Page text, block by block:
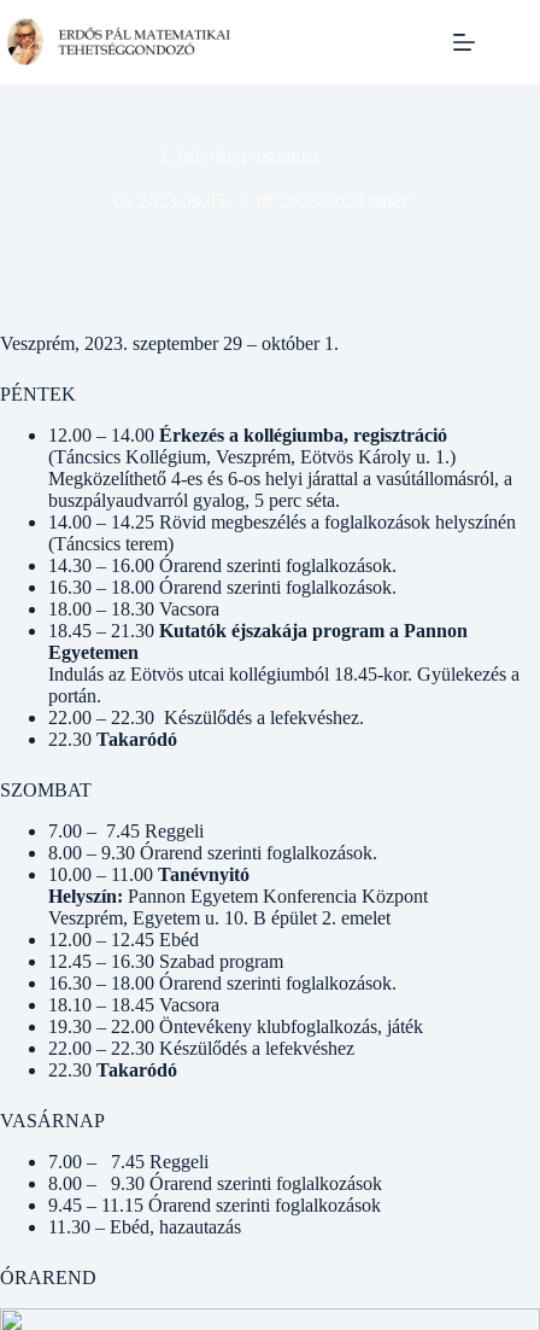
to
content
Veszprém, 2023. szeptember 29 – október 1.
PÉNTEK
12.00 – 14.00 Érkezés a kollégiumba, regisztráció
(Táncsics Kollégium, Veszprém, Eötvös Károly u. 1.)
Megközelíthető 4-es és 6-os helyi járattal a vasútállomásról, a
buszpályaudvarról gyalog, 5 perc séta.
14.00 – 14.25 Rövid megbeszélés a foglalkozások helyszínén
(Táncsics terem)
14.30 – 16.00 Órarend szerinti foglalkozások.
16.30 – 18.00 Órarend szerinti foglalkozások.
18.00 – 18.30 Vacsora
18.45 – 21.30 Kutatók éjszakája program a Pannon
Egyetemen
Indulás az Eötvös utcai kollégiumból 18.45-kor. Gyülekezés a
portán.
22.00 – 22.30 Készülődés a lefekvéshez.
22.30 Takaródó
SZOMBAT
7.00 – 7.45 Reggeli
8.00 – 9.30 Órarend szerinti foglalkozások.
10.00 – 11.00 Tanévnyitó
Helyszín: Pannon Egyetem Konferencia Központ
Veszprém, Egyetem u. 10. B épület 2. emelet
12.00 – 12.45 Ebéd
12.45 – 16.30 Szabad program
16.30 – 18.00 Órarend szerinti foglalkozások.
18.10 – 18.45 Vacsora
19.30 – 22.00 Öntevékeny klubfoglalkozás, játék
22.00 – 22.30 Készülődés a lefekvéshez
22.30 Takaródó
VASÁRNAP
7.00 – 7.45 Reggeli
8.00 – 9.30 Órarend szerinti foglalkozások
9.45 – 11.15 Órarend szerinti foglalkozások
11.30 – Ebéd, hazautazás
ÓRAREND